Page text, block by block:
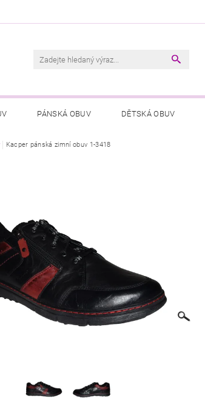
PÁNSKÁ OBUV DĚTSKÁ OBUV
OBCHODNÍ PODMÍNKY
Kacper pánská zimní obuv 1-3418